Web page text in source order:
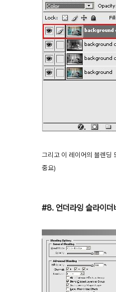
그리고 이 레이어의 블렌딩
중요)
#8. 언더라잉 슬라이더